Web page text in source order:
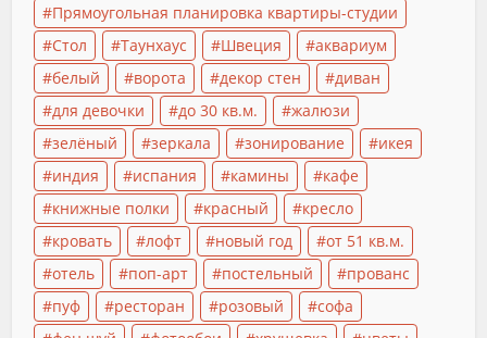
Прямоугольная планировка квартиры-студии
Стол
Таунхаус Швеция
аквариум
белый
ворота декор стен
диван
для девочки
до 30 кв.м.
жалюзи
зелёный
зеркала зонирование
икея
индия
испания камины
кафе
книжные полки
красный
кресло
кровать
лофт новый год
от 51 кв.м.
отель
поп-арт постельный
прованс
пуф
ресторан розовый
софа